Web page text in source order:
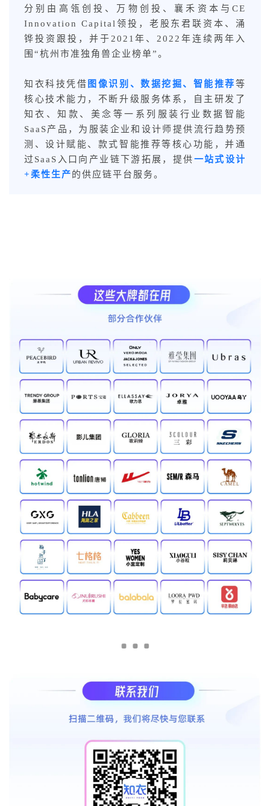
分别由高瓴创投、万物创投、襄禾资本与CE
Innovation Capital领投，老股东君联资本、涌
铧投资跟投，并于2021年、2022年连续两年入
围“杭州市准独角兽企业榜单”。
知衣科技凭借 图像识别、数据挖掘、智能推荐等
核心技术能力，不断升级服务体系，自主研发了
知衣、知款、美念等一系列服装行业数据智能
SaaS产品，为服装企业和设计师提供流行趋势预
测、设计赋能、款式智能推荐等核心功能，并通
过SaaS入口向产业链下游拓展，提供一站式设计
+柔性生产的供应链平台服务。